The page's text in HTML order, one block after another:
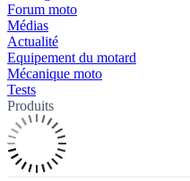
Forum moto
Médias
Actualité
Equipement du motard
Mécanique moto
Tests
Produits